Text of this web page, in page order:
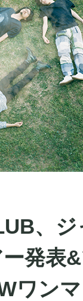
、
発表
ワン